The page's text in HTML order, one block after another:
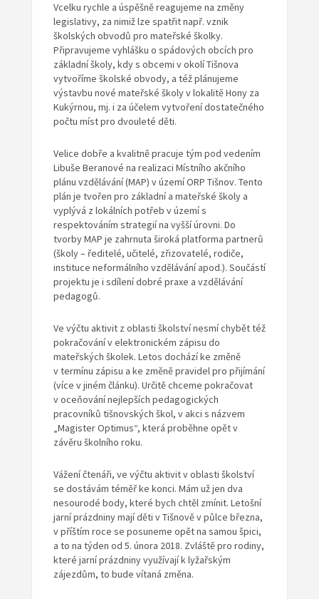
Vcelku rychle a úspěšně reagujeme na změny
legislativy, za nimiž lze spatřit např. vznik
školských obvodů pro mateřské školky.
Připravujeme vyhlášku o spádových obcích pro
základní školy, kdy s obcemi v okolí Tišnova
vytvoříme školské obvody, a též plánujeme
výstavbu nové mateřské školy v lokalitě Hony za
Kukýrnou, mj. i za účelem vytvoření dostatečného
počtu míst pro dvouleté děti.
Velice dobře a kvalitně pracuje tým pod vedením
Libuše Beranové na realizaci Místního akčního
plánu vzdělávání (MAP) v území ORP Tišnov. Tento
plán je tvořen pro základní a mateřské školy a
vyplývá z lokálních potřeb v území s
respektováním strategií na vyšší úrovni. Do
tvorby MAP je zahrnuta široká platforma partnerů
(školy – ředitelé, učitelé, zřizovatelé, rodiče,
instituce neformálního vzdělávání apod.). Součástí
projektu je i sdílení dobré praxe a vzdělávání
pedagogů.
Ve výčtu aktivit z oblasti školství nesmí chybět též
pokračování v elektronickém zápisu do
mateřských školek. Letos dochází ke změně
v termínu zápisu a ke změně pravidel pro přijímání
(více v jiném článku). Určitě chceme pokračovat
v oceňování nejlepších pedagogických
pracovníků tišnovských škol, v akci s názvem
„Magister Optimus“, která proběhne opět v
závěru školního roku.
Vážení čtenáři, ve výčtu aktivit v oblasti školství
se dostávám téměř ke konci. Mám už jen dva
nesourodé body, které bych chtěl zmínit. Letošní
jarní prázdniny mají děti v Tišnově v půlce března,
v příštím roce se posuneme opět na samou špici,
a to na týden od 5. února 2018. Zvláště pro rodiny,
které jarní prázdniny využívají k lyžařským
zájezdům, to bude vítaná změna.